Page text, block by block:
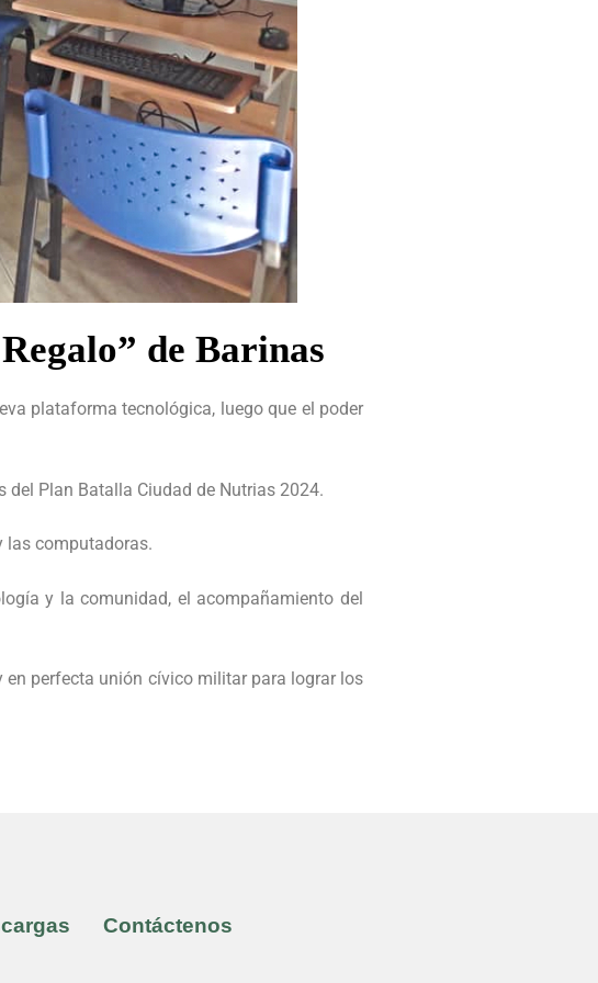
de Barinas
plataforma tecnológica, luego que el poder
Plan Batalla Ciudad de Nutrias 2024.
las computadoras.
y la comunidad, el acompañamiento del
en perfecta unión cívico militar para lograr los
Contáctenos